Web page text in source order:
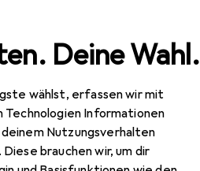
Deine Wahl.
wählst, erfassen wir mit
Technologien Informationen
Nutzungsverhalten
brauchen wir, um dir
Haushalt Küche